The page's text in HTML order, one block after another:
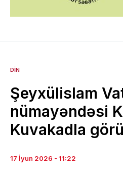
DIN
Şeyxülislam
nümayəndəsi
Kuvakadla
17 İyun 2026 - 11:22